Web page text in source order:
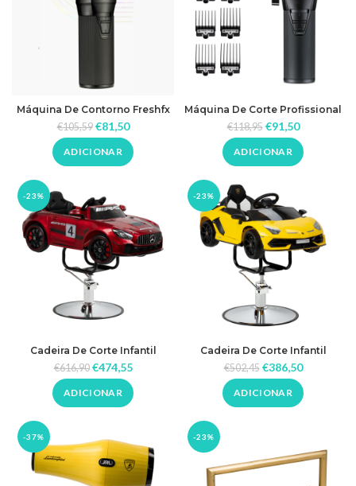
Máquina De Contorno Freshfx
Trimmer Babylisspro
€105,59 €81,50
ADICIONAR
Máquina De Corte Profissional
Freshfx Babylisspro
€118,95 €91,50
ADICIONAR
-23%
Cadeira De Corte Infantil
Mercedes Gabbiano
€616,90 €474,55
ADICIONAR
-23%
Cadeira De Corte Infantil
Lamborgini Gabbiano
€502,45 €386,50
ADICIONAR
-37% -23%